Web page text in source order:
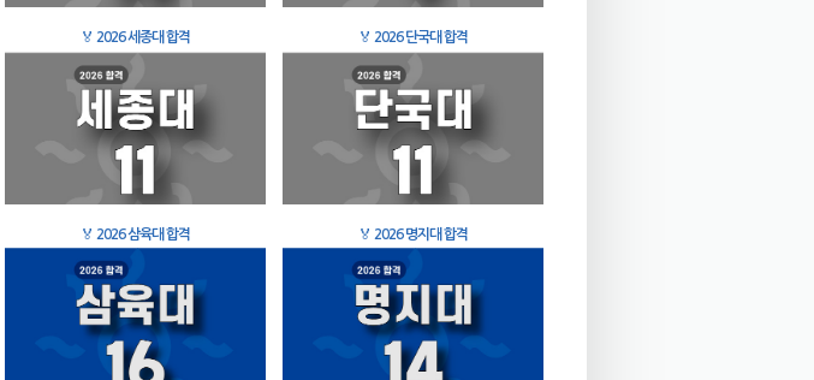
🏅 2026 세종대 합격 🏅 2026 단국대 합격
🏅 2026 삼육대 합격 🏅 2026 명지대 합격